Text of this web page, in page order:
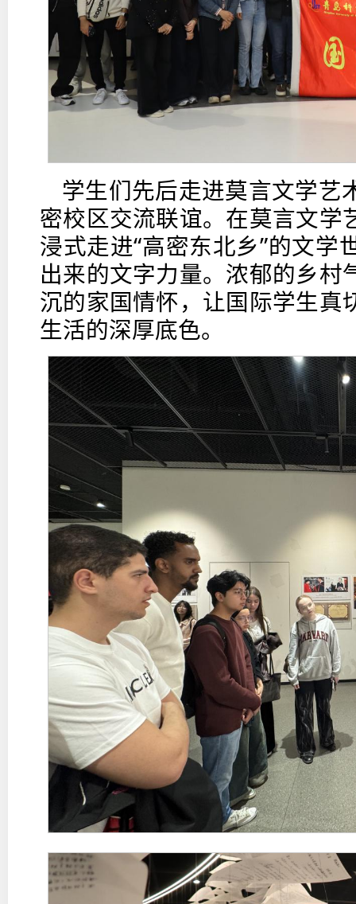
学生们先后走进莫言文学艺
密校区交流联谊。在莫言文学
浸式走进“高密东北乡”的文
出来的文字力量。浓郁的乡
沉的家国情怀，让国际学生真
生活的深厚底色。